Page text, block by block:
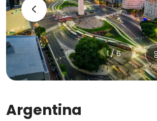
‹
1 / 6
Argentina